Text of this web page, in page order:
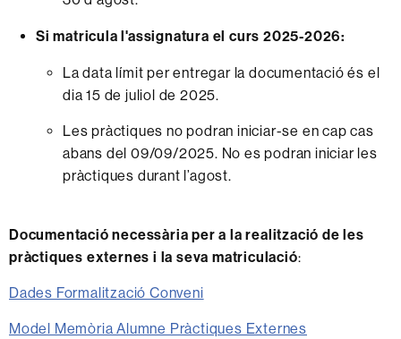
Si matricula l'assignatura el curs 2025-2026:
La data límit per entregar la documentació és el
dia 15 de juliol de 2025.
Les pràctiques no podran iniciar-se en cap cas
abans del 09/09/2025. No es podran iniciar les
pràctiques durant l’agost.
Documentació necessària per a la realització de les
pràctiques externes i la seva matriculació:
Dades Formalització Conveni
Model Memòria Alumne Pràctiques Externes